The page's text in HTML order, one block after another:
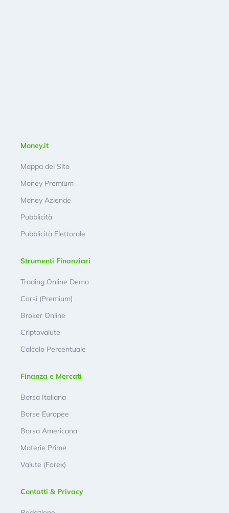
Money.it
Mappa del Sito
Money Premium
Money Aziende
Pubblicità
Pubblicità Elettorale
Strumenti Finanziari
Trading Online Demo
Corsi (Premium)
Broker Online
Criptovalute
Calcolo Percentuale
Finanza e Mercati
Borsa Italiana
Borse Europee
Borsa Americana
Materie Prime
Valute (Forex)
Contatti & Privacy